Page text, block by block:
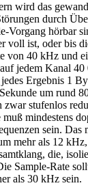
wird das
durch
Vorgang hörbar
voll ist, oder bis
von 40 kHz und
jedem Kanal 40
Ergebnis 1
um rund
zwar stufenlos
mindestens
sein. Das
mehr als 12
die,
Sample-Rate
als 30 kHz sein.